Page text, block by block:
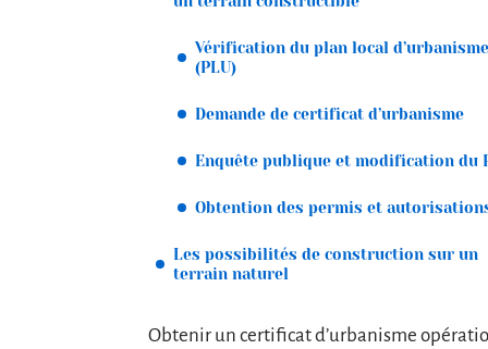
Vérification du plan local d’urbanisme
(PLU)
Demande de certificat d’urbanisme
Enquête publique et modification du
Obtention des permis et
Les possibilités de construction sur un
terrain naturel
Obtenir un certificat d’urbanisme